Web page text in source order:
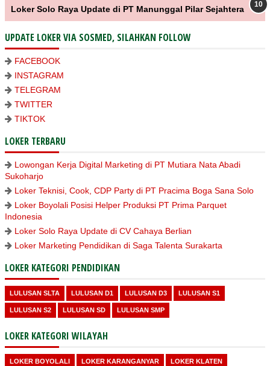
Loker Solo Raya Update di PT Manunggal Pilar Sejahtera
UPDATE LOKER VIA SOSMED, SILAHKAN FOLLOW
FACEBOOK
INSTAGRAM
TELEGRAM
TWITTER
TIKTOK
LOKER TERBARU
Lowongan Kerja Digital Marketing di PT Mutiara Nata Abadi
Sukoharjo
Loker Teknisi, Cook, CDP Party di PT Pracima Boga Sana Solo
Loker Boyolali Posisi Helper Produksi PT Prima Parquet
Indonesia
Loker Solo Raya Update di CV Cahaya Berlian
Loker Marketing Pendidikan di Saga Talenta Surakarta
LOKER KATEGORI PENDIDIKAN
LULUSAN SLTA LULUSAN D1 LULUSAN D3 LULUSAN S1
LULUSAN S2 LULUSAN SD LULUSAN SMP
LOKER KATEGORI WILAYAH
LOKER BOYOLALI LOKER KARANGANYAR LOKER KLATEN